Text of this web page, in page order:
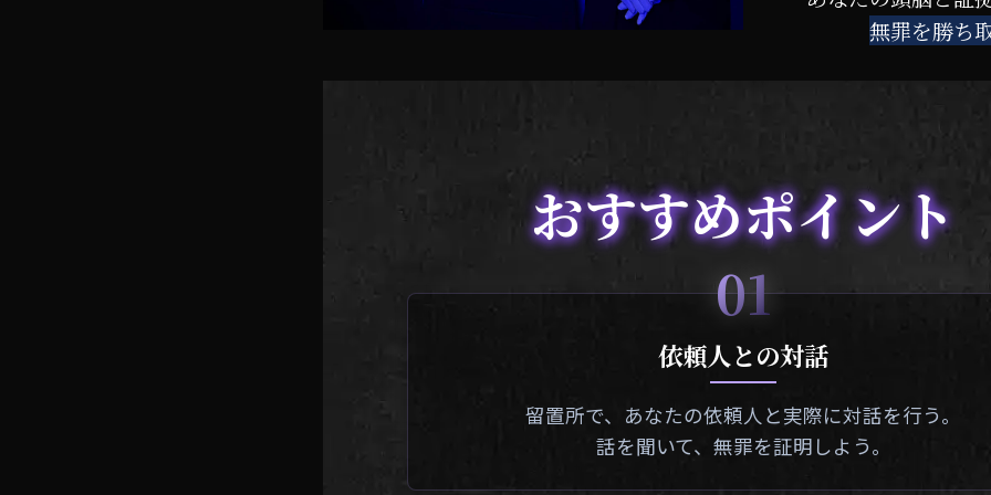
無罪を勝ち
おすすめポイント
01
依頼人との対話
留置所で、あなたの依頼人と実際に対話を行う。
話を聞いて、無罪を証明しよう。